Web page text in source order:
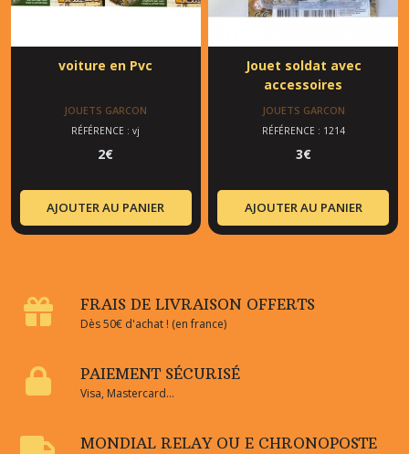
voiture en Pvc
JOUETS GARCON
RÉFÉRENCE : vj
2€
AJOUTER AU PANIER
Jouet soldat avec
accessoires
JOUETS GARCON
RÉFÉRENCE : 1214
3€
AJOUTER AU PANIER
FRAIS DE LIVRAISON OFFERTS
Dès 50€ d'achat ! (en france)
PAIEMENT SÉCURISÉ
Visa, Mastercard...
MONDIAL RELAY OU E CHRONOPOSTE